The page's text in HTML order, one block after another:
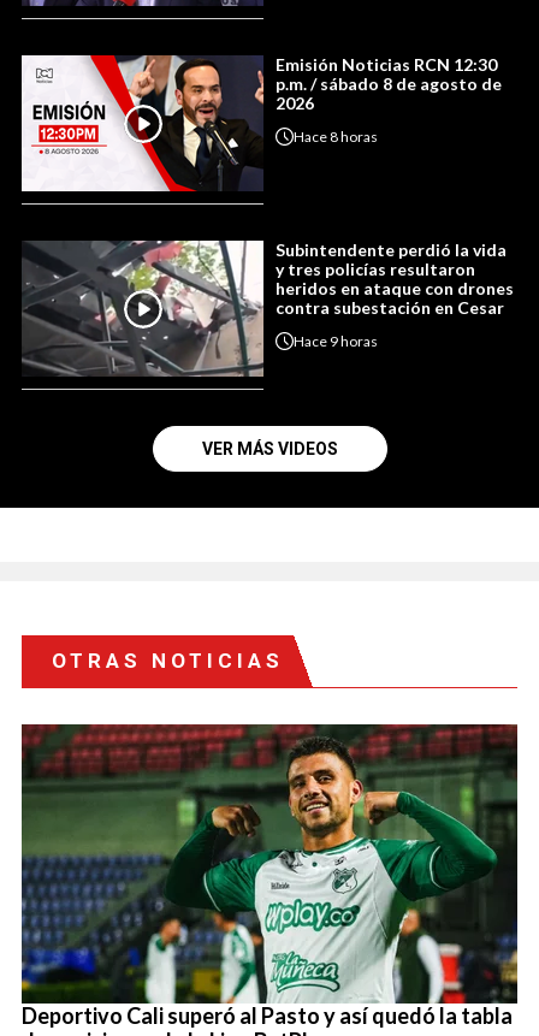
Emisión Noticias RCN 12:30
p.m. / sábado 8 de agosto de
2026
Hace8 horas
Subintendente perdió la vida
y tres policías resultaron
heridos en ataque con drones
contra subestación en Cesar
Hace 9 horas
VER MÁS VIDEOS
OTRAS NOTICIAS
Deportivo Cali superó al Pasto y así quedó la tabla